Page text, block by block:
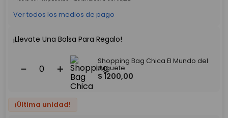
Ver todos los medios de pago
¡Llevate Una Bolsa Para Regalo!
＋
－
Shopping Bag Chica El Mundo del
Juguete
$ 1200,00
¡Última unidad!